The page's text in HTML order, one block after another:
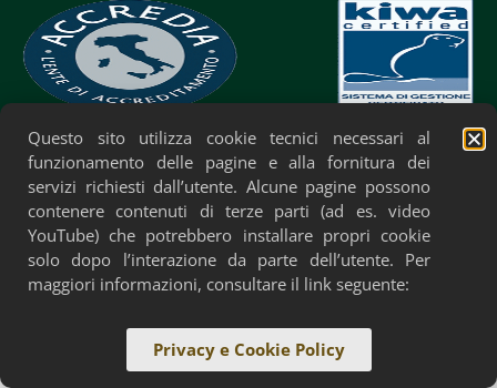
Privacy Policy Cookie Policy Accessibilità
Questo sito utilizza cookie tecnici necessari al
funzionamento delle pagine e alla fornitura dei
servizi richiesti dall’utente. Alcune pagine possono
contenere contenuti di terze parti (ad es. video
YouTube) che potrebbero installare propri cookie
solo dopo l’interazione da parte dell’utente. Per
maggiori informazioni, consultare il link seguente:
Privacy e Cookie Policy